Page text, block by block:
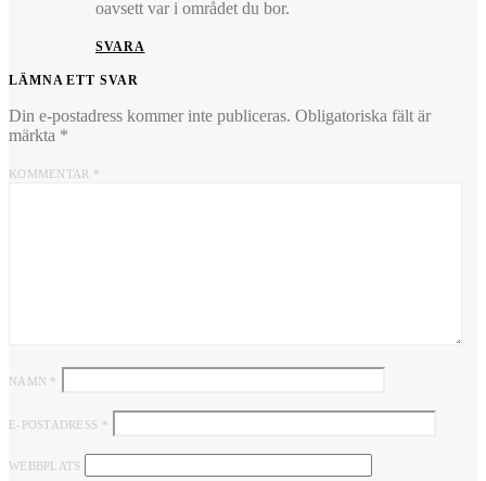
oavsett var i området du bor.
SVARA
LÄMNA ETT SVAR
Din e-postadress kommer inte publiceras. Obligatoriska fält är
märkta *
KOMMENTAR *
NAMN *
E-POSTADRESS *
WEBBPLATS